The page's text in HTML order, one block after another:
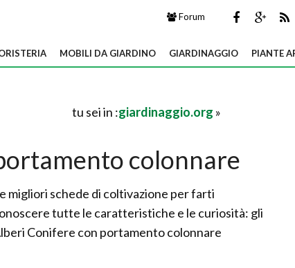
Forum
MOBILI DA GIARDINO GIARDINAGGIO PIANTE
tu sei in :giardinaggio.org »
colonnare
migliori schede di coltivazione per farti
tutte le caratteristiche e le curiosità: gli
Conifere con portamento colonnare